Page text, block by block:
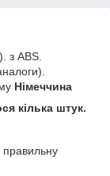
з ABS.
Німеччина
кілька штук.
правильну